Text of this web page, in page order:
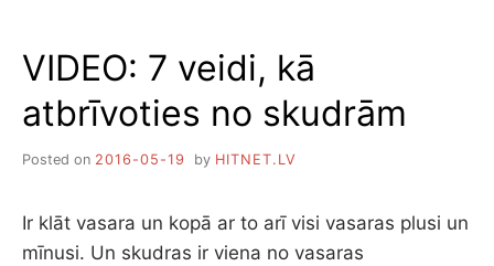
UN
NOTĪRĪT
KOKOSRIEKSTU
VIDEO: 7 veidi, kā
atbrīvoties no skudrām
Posted on 2016-05-19 by HITNET.LV
Ir klāt vasara un kopā ar to arī visi vasaras plusi un
mīnusi. Un skudras ir viena no vasaras